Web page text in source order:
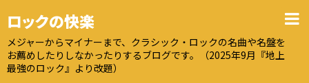
ロックの快楽
メジャーからマイナーまで、クラシック・ロックの名曲や名盤を
お薦めしたりしなかったりするブログです。（2025年9月『地上
最強のロック』より改題）